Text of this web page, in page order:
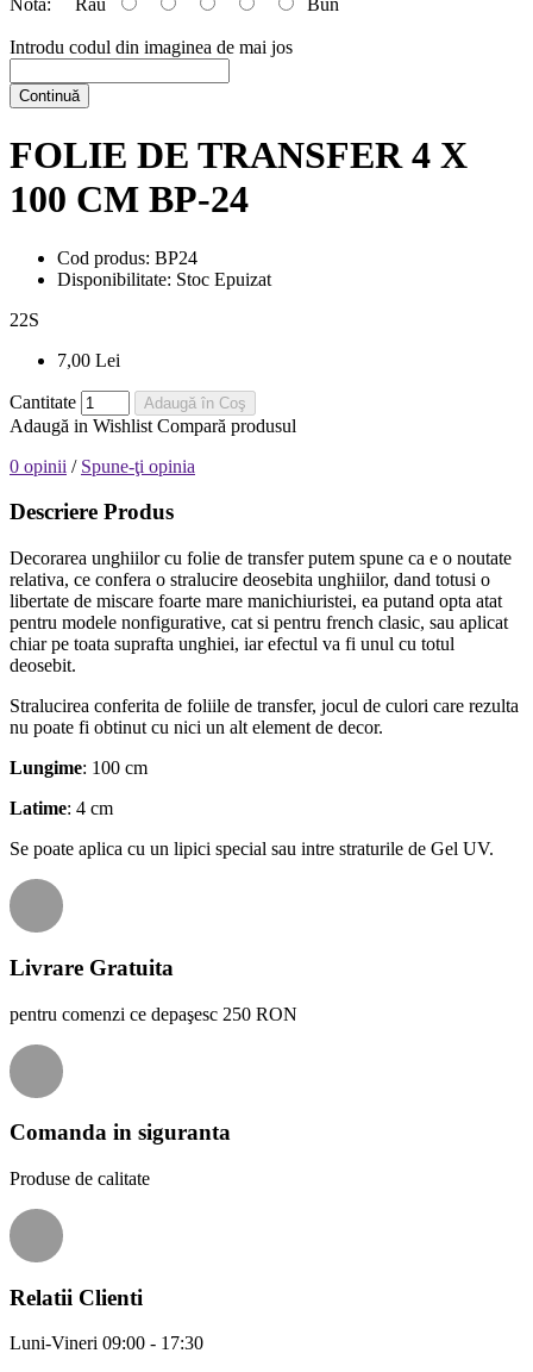
Introdu codul din imaginea de mai jos
Continuă
FOLIE DE TRANSFER 4 X
100 CM BP-24
Cod produs: BP24
Disponibilitate: Stoc Epuizat
22S
7,00 Lei
Cantitate Adaugă în Coş
Adaugă in Wishlist Compară produsul
0 opinii / Spune-ţi opinia
Descriere Produs
Decorarea unghiilor cu folie de transfer putem spune ca e o noutate
relativa, ce confera o stralucire deosebita unghiilor, dand totusi o
libertate de miscare foarte mare manichiuristei, ea putand opta atat
pentru modele nonfigurative, cat si pentru french clasic, sau aplicat
chiar pe toata suprafta unghiei, iar efectul va fi unul cu totul
deosebit.
Stralucirea conferita de foliile de transfer, jocul de culori care rezulta
nu poate fi obtinut cu nici un alt element de decor.
Lungime: 100 cm
Latime: 4 cm
Se poate aplica cu un lipici special sau intre straturile de Gel UV.
Livrare Gratuita
pentru comenzi ce depaşesc 250 RON
Comanda in siguranta
Produse de calitate
Relatii Clienti
Luni-Vineri 09:00 - 17:30